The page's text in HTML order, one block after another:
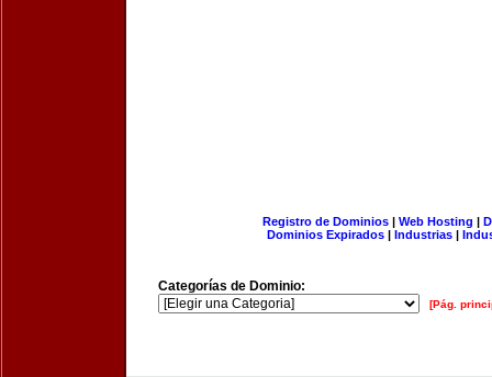
Registro de Dominios| Web Hosting |
Dominios Expirados | Industrias |
Categorías de Dominio:
[Pág.